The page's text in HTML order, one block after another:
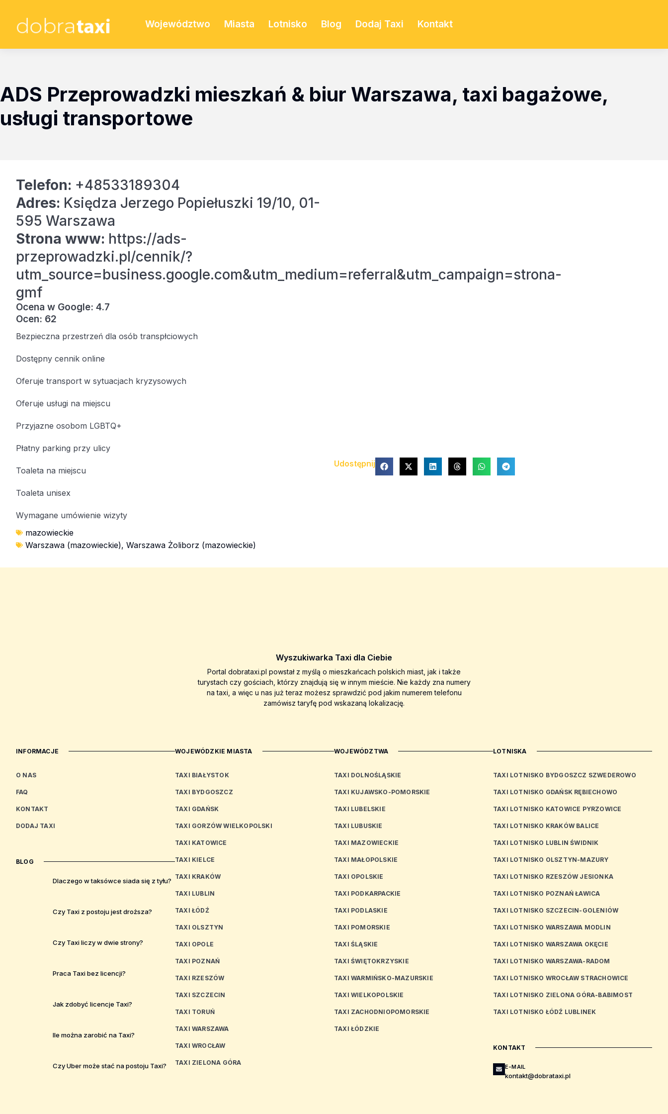
Województwo Miasta Lotnisko Blog Dodaj Taxi Kontakt
ADS Przeprowadzki mieszkań & biur Warszawa, taxi bagażowe,
usługi transportowe
Telefon: +48533189304
Adres: Księdza Jerzego Popiełuszki 19/10, 01-
595 Warszawa
Strona www: https://ads-
przeprowadzki.pl/cennik/?
utm_source=business.google.com&utm_medium=referral&utm_campaign=strona-
gmf
Ocena w Google: 4.7
Ocen: 62
Bezpieczna przestrzeń dla osób transpłciowych
Dostępny cennik online
Oferuje transport w sytuacjach kryzysowych
Oferuje usługi na miejscu
Przyjazne osobom LGBTQ+
Płatny parking przy ulicy
Toaleta na miejscu
Toaleta unisex
Wymagane umówienie wizyty
mazowieckie
Warszawa (mazowieckie), Warszawa Żoliborz (mazowieckie)
Udostępnij
Wyszukiwarka Taxi dla Ciebie
Portal dobrataxi.pl powstał z myślą o mieszkańcach polskich miast, jak i także
turystach czy gościach, którzy znajdują się w innym mieście. Nie każdy zna numery
na taxi, a więc u nas już teraz możesz sprawdzić pod jakim numerem telefonu
zamówisz taryfę pod wskazaną lokalizację.
INFORMACJE
O NAS
FAQ
KONTAKT
DODAJ TAXI
BLOG
Dlaczego w taksówce siada się z tyłu?
Czy Taxi z postoju jest droższa?
Czy Taxi liczy w dwie strony?
Praca Taxi bez licencji?
Jak zdobyć licencje Taxi?
Ile można zarobić na Taxi?
Czy Uber może stać na postoju Taxi?
WOJEWÓDZKIE MIASTA
TAXI BIAŁYSTOK
TAXI BYDGOSZCZ
TAXI GDAŃSK
TAXI GORZÓW WIELKOPOLSKI
TAXI KATOWICE
TAXI KIELCE
TAXI KRAKÓW
TAXI LUBLIN
TAXI ŁÓDŹ
TAXI OLSZTYN
TAXI OPOLE
TAXI POZNAŃ
TAXI RZESZÓW
TAXI SZCZECIN
TAXI TORUŃ
TAXI WARSZAWA
TAXI WROCŁAW
TAXI ZIELONA GÓRA
WOJEWÓDZTWA
TAXI DOLNOŚLĄSKIE
TAXI KUJAWSKO-POMORSKIE
TAXI LUBELSKIE
TAXI LUBUSKIE
TAXI MAZOWIECKIE
TAXI MAŁOPOLSKIE
TAXI OPOLSKIE
TAXI PODKARPACKIE
TAXI PODLASKIE
TAXI POMORSKIE
TAXI ŚLĄSKIE
TAXI ŚWIĘTOKRZYSKIE
TAXI WARMIŃSKO-MAZURSKIE
TAXI WIELKOPOLSKIE
TAXI ZACHODNIOPOMORSKIE
TAXI ŁÓDZKIE
LOTNISKA
TAXI LOTNISKO BYDGOSZCZ SZWEDEROWO
TAXI LOTNISKO GDAŃSK RĘBIECHOWO
TAXI LOTNISKO KATOWICE PYRZOWICE
TAXI LOTNISKO KRAKÓW BALICE
TAXI LOTNISKO LUBLIN ŚWIDNIK
TAXI LOTNISKO OLSZTYN-MAZURY
TAXI LOTNISKO RZESZÓW JESIONKA
TAXI LOTNISKO POZNAŃ ŁAWICA
TAXI LOTNISKO SZCZECIN-GOLENIÓW
TAXI LOTNISKO WARSZAWA MODLIN
TAXI LOTNISKO WARSZAWA OKĘCIE
TAXI LOTNISKO WARSZAWA-RADOM
TAXI LOTNISKO WROCŁAW STRACHOWICE
TAXI LOTNISKO ZIELONA GÓRA-BABIMOST
TAXI LOTNISKO ŁÓDŹ LUBLINEK
KONTAKT
E-MAIL
kontakt@dobrataxi.pl